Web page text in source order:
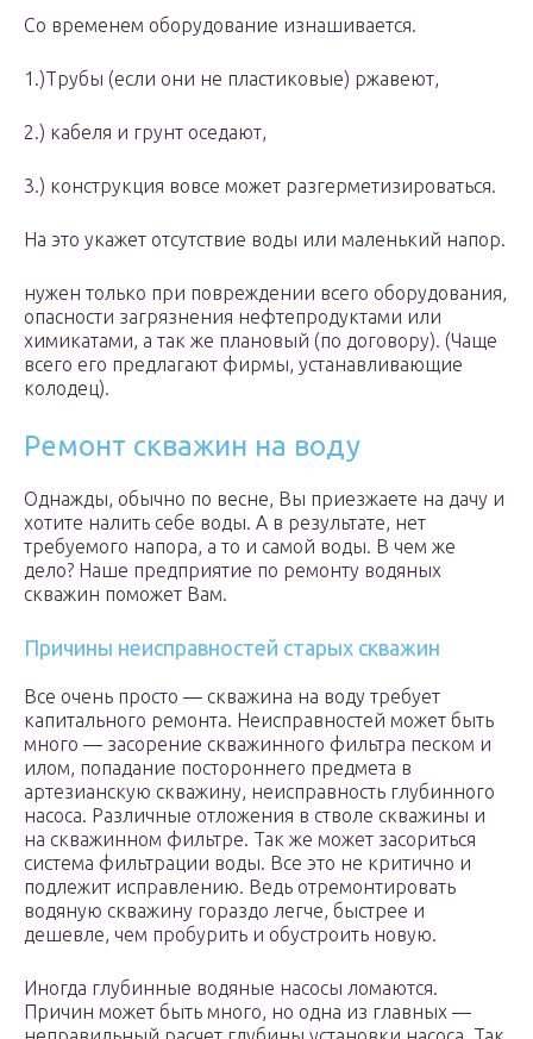
Со временем оборудование изнашивается.
1.)Трубы (если они не пластиковые) ржавеют,
2.) кабеля и грунт оседают,
3.) конструкция вовсе может разгерметизироваться.
На это укажет отсутствие воды или маленький напор.
нужен только при повреждении всего оборудования,
опасности загрязнения нефтепродуктами или
химикатами, а так же плановый (по договору). (Чаще
всего его предлагают фирмы, устанавливающие
колодец).
Ремонт скважин на воду
Однажды, обычно по весне, Вы приезжаете на дачу и
хотите налить себе воды. А в результате, нет
требуемого напора, а то и самой воды. В чем же
дело? Наше предприятие по ремонту водяных
скважин поможет Вам.
Причины неисправностей старых скважин
Все очень просто — скважина на воду требует
капитального ремонта. Неисправностей может быть
много — засорение скважинного фильтра песком и
илом, попадание постороннего предмета в
артезианскую скважину, неисправность глубинного
насоса. Различные отложения в стволе скважины и
на скважинном фильтре. Так же может засориться
система фильтрации воды. Все это не критично и
подлежит исправлению. Ведь отремонтировать
водяную скважину гораздо легче, быстрее и
дешевле, чем пробурить и обустроить новую.
Иногда глубинные водяные насосы ломаются.
Причин может быть много, но одна из главных —